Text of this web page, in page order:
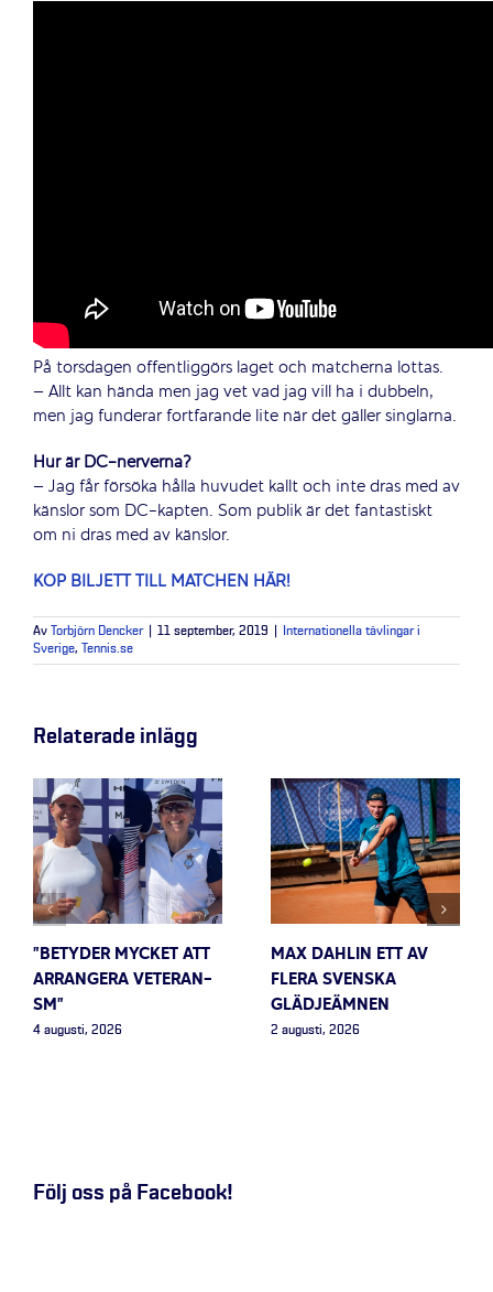
På torsdagen offentliggörs laget och matcherna lottas.
– Allt kan hända men jag vet vad jag vill ha i dubbeln,
men jag funderar fortfarande lite när det gäller singlarna.
Hur är DC-nerverna?
– Jag får försöka hålla huvudet kallt och inte dras med av
känslor som DC-kapten. Som publik är det fantastiskt
om ni dras med av känslor.
KÖP BILJETT TILL MATCHEN HÄR!
Av Torbjörn Dencker 11 september, 2019
Internationella tävlingar i
Sverige, Tennis.se
Relaterade inlägg
”BETYDER MYCKET ATT
ARRANGERA VETERAN-
SM”
4 augusti, 2026
MAX DAHLIN ETT AV
FLERA SVENSKA
GLÄDJEÄMNEN
2 augusti, 2026
Följ oss på Facebook!